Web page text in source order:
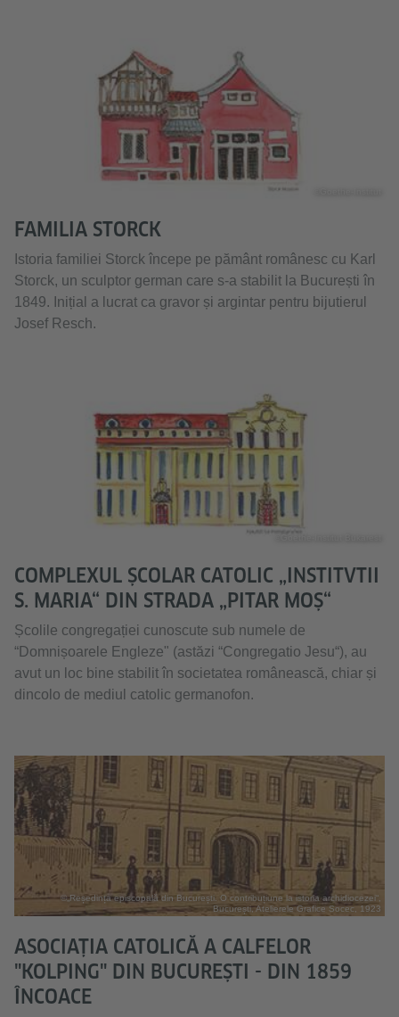
FAMILIA STORCK
Istoria familiei Storck începe pe pământ românesc cu Karl
Storck, un sculptor german care s-a stabilit la București în
1849. Inițial a lucrat ca gravor și argintar pentru bijutierul
Josef Resch.
COMPLEXUL ȘCOLAR CATOLIC „INSTITVTII
S. MARIA“ DIN STRADA „PITAR MOȘ“
Școlile congregației cunoscute sub numele de
“Domnișoarele Engleze" (astăzi “Congregatio Jesu“), au
avut un loc bine stabilit în societatea românească, chiar și
dincolo de mediul catolic germanofon.
©„Reședința episcopală din București. O contribuțiune la istoria archidiocezei“,
București, Atelierele Grafice Socec, 1923
ASOCIAȚIA CATOLICĂ A CALFELOR
"KOLPING" DIN BUCUREȘTI - DIN 1859
ÎNCOACE